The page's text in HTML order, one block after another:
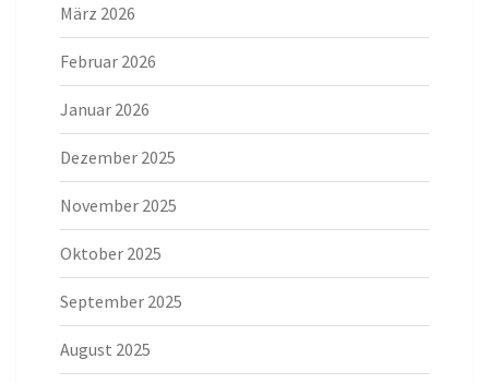
März 2026
Februar 2026
Januar 2026
Dezember 2025
November 2025
Oktober 2025
September 2025
August 2025